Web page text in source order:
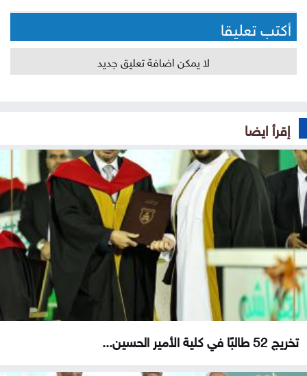
أكتب تعليقا
لا يمكن اضافة تعليق جديد
إقرأ ايضا
تخريج 52 طالبًا في كلية الأمير الحسين...